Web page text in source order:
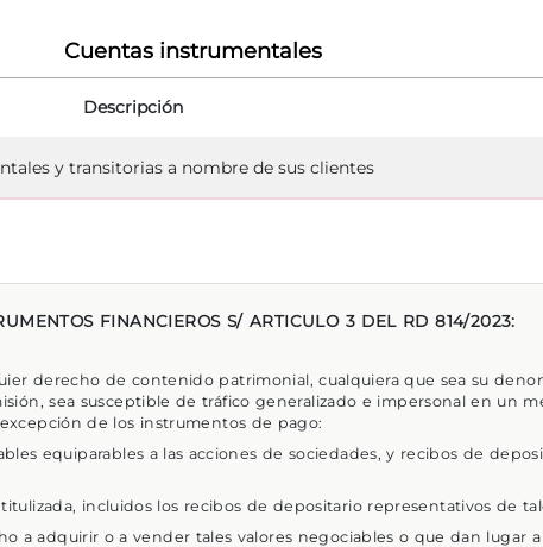
Cuentas instrumentales
Descripción
y transitorias a nombre de sus clientes
FINANCIEROS S/ ARTICULO 3 DEL RD 814/2023:
derecho de contenido patrimonial, cualquiera que sea su
sea susceptible de tráfico generalizado e impersonal en un
de los instrumentos de pago:
equiparables a las acciones de sociedades, y recibos de
incluidos los recibos de depositario representativos de
a adquirir o a vender tales valores negociables o que dan lugar